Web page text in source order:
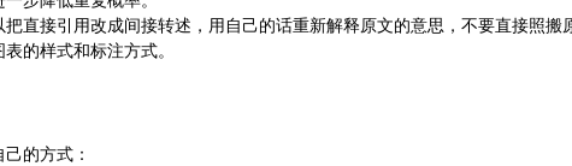
直接引用改成间接转述，用自己的话重新解释原文的意思，不要直接照搬
的样式和标注方式。
的方式：